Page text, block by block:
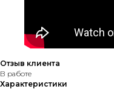
Отзыв клиента
В работе
Характеристики